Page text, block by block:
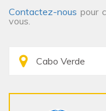
Contactez-nous pour
vous.